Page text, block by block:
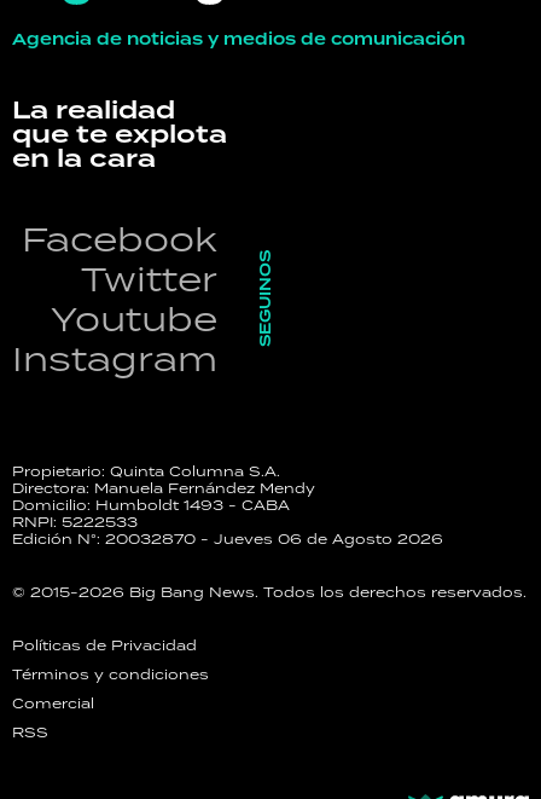
Agencia de noticias y medios de comunicación
La realidad
que te explota
en la cara
Facebook
Twitter
Youtube
Instagram
SEGUINOS
Propietario: Quinta Columna S.A.
Directora: Manuela Fernández Mendy
Domicilio: Humboldt 1493 - CABA
RNPI: 5222533
Edición N°: 20032870 - Jueves 06 de Agosto 2026
© 2015-2026 Big Bang News. Todos los derechos reservados.
Políticas de Privacidad
Términos y condiciones
Comercial
RSS